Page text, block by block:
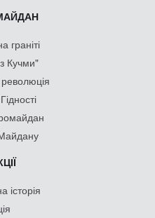
граніті
Кучми"
історія